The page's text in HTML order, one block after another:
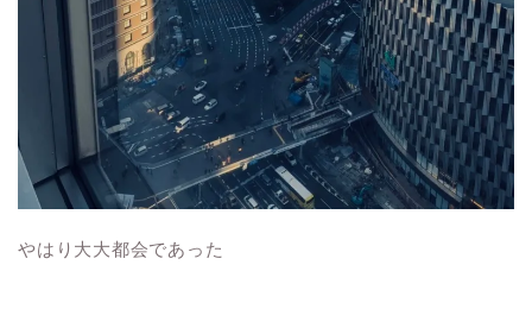
やはり大大都会であった